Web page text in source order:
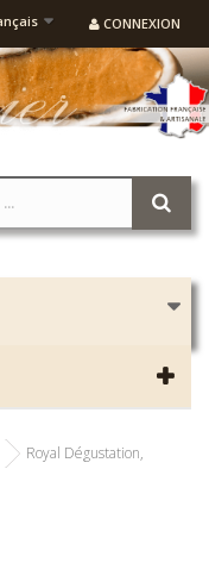
CONNEXION
Royal Dégustation,